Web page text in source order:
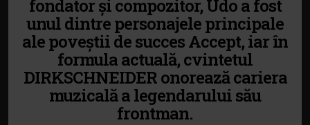
fondator și compozitor, Udo a fost
unul dintre personajele principale
ale poveștii de succes Accept, iar în
formula actuală, cvintetul
DIRKSCHNEIDER onorează cariera
muzicală a legendarului său
frontman.